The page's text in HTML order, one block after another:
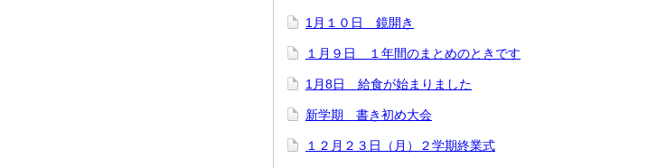
1月１０日 鏡開き
１月９日 １年間のまとめのときです
1月8日 給食が始まりました
新学期 書き初め大会
１２月２３日（月）２学期終業式